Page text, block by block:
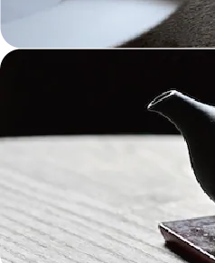
《ブランド》Brands
東屋 Azmaya
二上 FUTAGAMI
畑漆器 HATA SHIKKI
織田幸銅器 Odako Douki
ARAS
WDH